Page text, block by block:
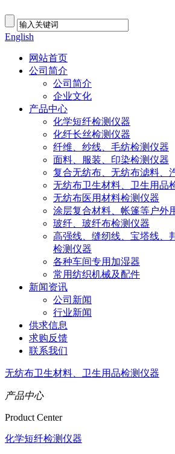
English
网站首页
公司简介
公司简介
企业文化
产品中心
化学短纤检测仪器
化纤长丝检测仪器
纤维、纱线、毛纺检测仪器
面料、服装、印染检测仪器
复合无纺布、无纺布滤料、
无纺布卫生材料、卫生用品
无纺布医用材料检测仪器
涂层复合材料、帐篷等户外
玻纤、玻纤布检测仪器
高强线、缝纫线、宝塔线、
检测仪器
各种车间专用加湿器
常用纺织机械及配件
新闻资讯
公司新闻
行业新闻
供求信息
求购反馈
联系我们
无纺布卫生材料、卫生用品检测仪器
产品中心
Product Center
化学短纤检测仪器